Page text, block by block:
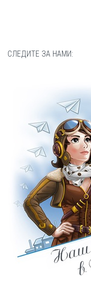
СЛЕДИТЕ ЗА НАМИ: